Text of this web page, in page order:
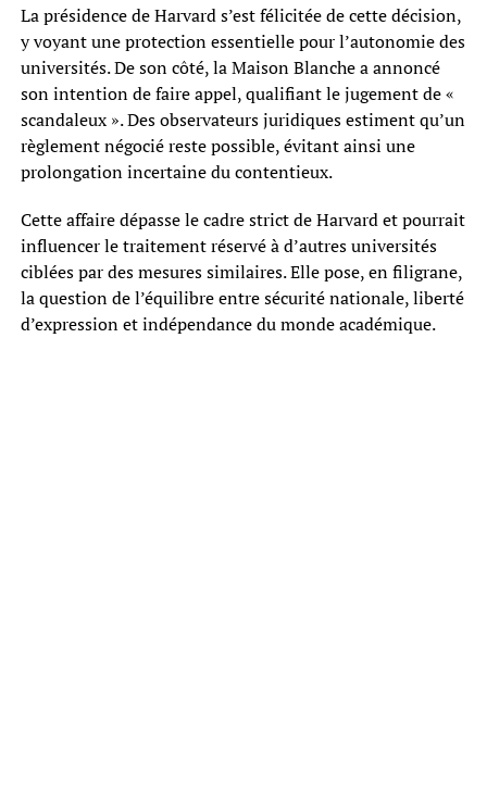
La présidence de Harvard s’est félicitée de cette décision,
y voyant une protection essentielle pour l’autonomie des
universités. De son côté, la Maison Blanche a annoncé
son intention de faire appel, qualifiant le jugement de «
scandaleux ». Des observateurs juridiques estiment qu’un
règlement négocié reste possible, évitant ainsi une
prolongation incertaine du contentieux.
Cette affaire dépasse le cadre strict de Harvard et pourrait
influencer le traitement réservé à d’autres universités
ciblées par des mesures similaires. Elle pose, en filigrane,
la question de l’équilibre entre sécurité nationale, liberté
d’expression et indépendance du monde académique.